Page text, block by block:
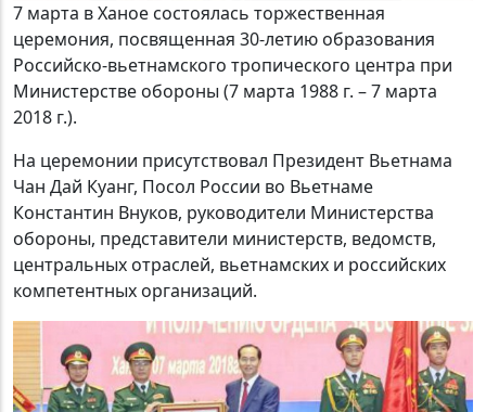
7 марта в Ханое состоялась торжественная
церемония, посвященная 30-летию образования
Российско-вьетнамского тропического центра при
Министерстве обороны (7 марта 1988 г. – 7 марта
2018 г.).
На церемонии присутствовал Президент Вьетнама
Чан Дай Куанг, Посол России во Вьетнаме
Константин Внуков, руководители Министерства
обороны, представители министерств, ведомств,
центральных отраслей, вьетнамских и российских
компетентных организаций.